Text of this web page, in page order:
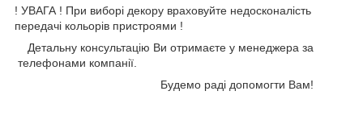
! УВАГА ! При виборі декору враховуйте недосконалість
передачі кольорів пристроями !
Детальну консультацію Ви отримаєте у менеджера за
телефонами компанії.
Будемо раді допомогти Вам!